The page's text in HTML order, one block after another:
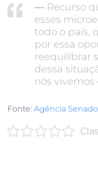
— Recurso
esses
todo o país,
por essa
reequilibrar
dessa
nós vivemos
Fonte: Agência Senado